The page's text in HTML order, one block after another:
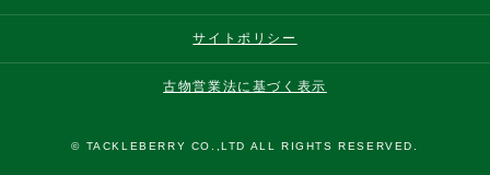
サイトポリシー
古物営業法に基づく表示
© TACKLEBERRY CO.,LTD ALL RIGHTS RESERVED.